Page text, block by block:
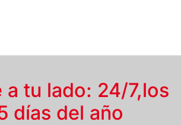
a tu lado: 24/7,los
días del año